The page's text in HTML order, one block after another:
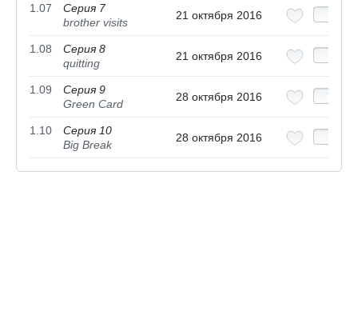
1.07
Серия 7
brother visits
21 октября 2016
1.08
Серия 8
quitting
21 октября 2016
1.09
Серия 9
Green Card
28 октября 2016
1.10
Серия 10
Big Break
28 октября 2016